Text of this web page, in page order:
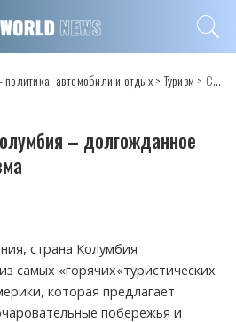
автомобили и отдых>Туризм > Страна Колумбия Колумбия – долгожданное возрождение туризма
– долгожданное
страна Колумбия
самых «горячих«туристических
которая предлагает
побережья и